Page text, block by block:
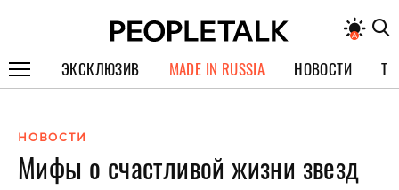
ЭКСКЛЮЗИВ
СПЕЦПРОЕКТЫ
ИНТЕРВЬЮ
MADE IN RUSSIA НОВОСТИ
НОВОСТИ
Мифы о счастливой жизни звезд